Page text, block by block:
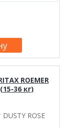
ROEMER
36 кг)
ROSE